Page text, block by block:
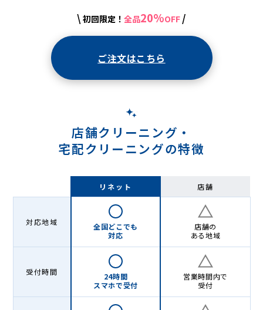
\ 初回限定！ 全品20%OFF /
ご注文はこちら
店舗クリーニング・
宅配クリーニングの特徴
リネット 店舗
対応地域
全国どこでも
対応
店舗の
ある地域
受付時間
24時間
スマホで受付
営業時間内で
受付